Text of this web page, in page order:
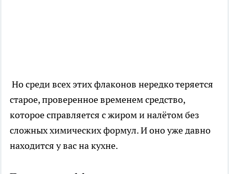
Но среди всех этих флаконов нередко теряется
старое, проверенное временем средство,
которое справляется с жиром и налётом без
сложных химических формул. И оно уже давно
находится у вас на кухне.